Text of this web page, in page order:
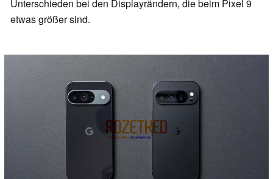
Unterschieden bei den Displayrändern, die beim Pixel 9
etwas größer sind.